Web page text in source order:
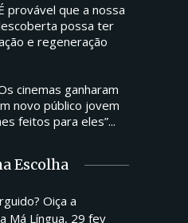
provável que a nossa
possa ter
e regeneração
cinemas ganharam
novo público jovem
feitos para eles”...
Escolha